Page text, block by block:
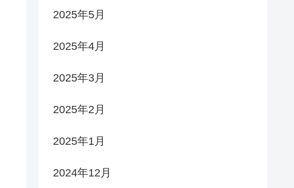
2025年5月
2025年4月
2025年3月
2025年2月
2025年1月
2024年12月